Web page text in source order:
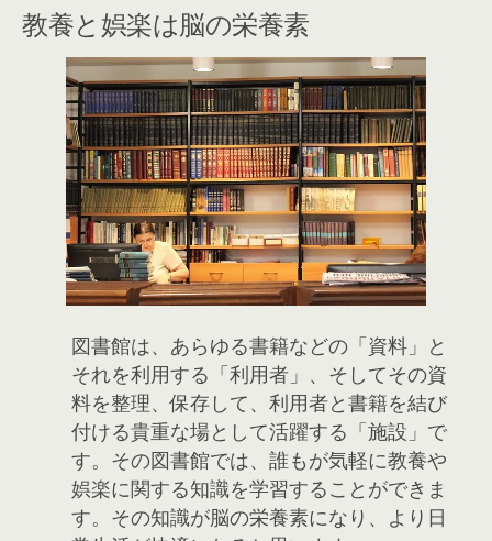
教養と娯楽は脳の栄養素
図書館は、あらゆる書籍などの「資料」と
それを利用する「利用者」、そしてその資
料を整理、保存して、利用者と書籍を結び
付ける貴重な場として活躍する「施設」で
す。その図書館では、誰もが気軽に教養や
娯楽に関する知識を学習することができま
す。その知識が脳の栄養素になり、より日